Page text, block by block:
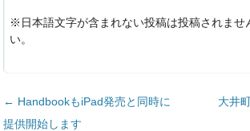
※日本語文字が含まれない投稿は投稿されませ
い。
投稿ナビゲーション
← HandbookもiPad発売と同時に
提供開始します
大井